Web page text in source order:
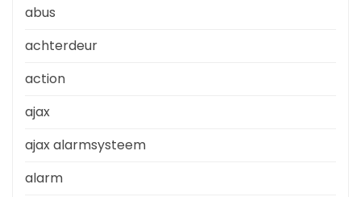
abus
achterdeur
action
ajax
ajax alarmsysteem
alarm